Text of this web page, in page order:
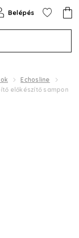
Belépés
Echosline
előkészítő sampon